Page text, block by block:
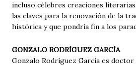
incluso célebres creaciones
las claves para la renovación de la
histórica y que pondría fin a los
GONZALO RODRÍGUEZ GARCÍA
Gonzalo Rodríguez García es